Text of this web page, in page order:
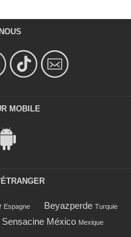
MOBILE
Espagne Beyazperde Turquie
Sensacine México Mexique